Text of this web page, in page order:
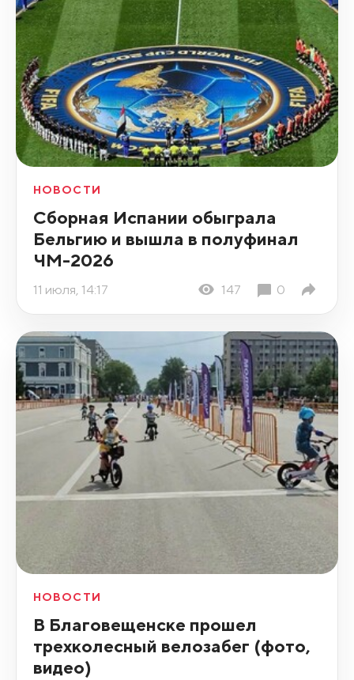
НОВОСТИ
Сборная Испании обыграла
Бельгию и вышла в полуфинал
ЧМ-2026
11 июля, 14:17 147 0
НОВОСТИ
В Благовещенске прошел
трехколесный велозабег (фото,
видео)